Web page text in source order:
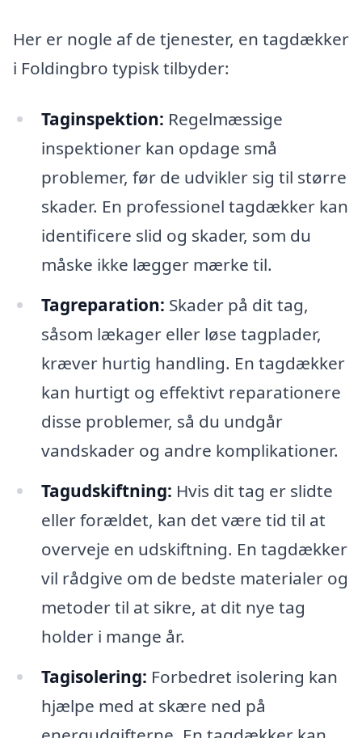
Her er nogle af de tjenester, en tagdækker
i Foldingbro typisk tilbyder:
Taginspektion: Regelmæssige
inspektioner kan opdage små
problemer, før de udvikler sig til større
skader. En professionel tagdækker kan
identificere slid og skader, som du
måske ikke lægger mærke til.
Tagreparation: Skader på dit tag,
såsom lækager eller løse tagplader,
kræver hurtig handling. En tagdækker
kan hurtigt og effektivt reparationere
disse problemer, så du undgår
vandskader og andre komplikationer.
Tagudskiftning: Hvis dit tag er slidte
eller forældet, kan det være tid til at
overveje en udskiftning. En tagdækker
vil rådgive om de bedste materialer og
metoder til at sikre, at dit nye tag
holder i mange år.
Tagisolering: Forbedret isolering kan
hjælpe med at skære ned på